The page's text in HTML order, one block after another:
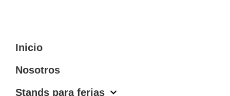
Inicio
Nosotros
Stands para ferias